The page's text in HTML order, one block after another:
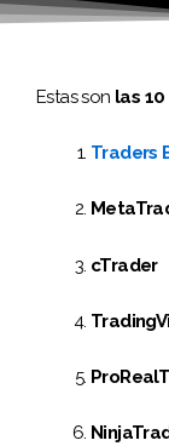
Estas son las
Traders
cTrader